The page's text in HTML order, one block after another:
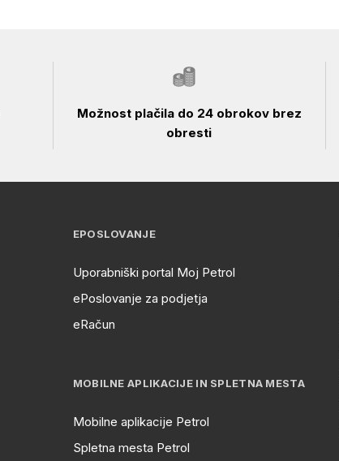
Možnost plačila do 24 obrokov brez
obresti
EPOSLOVANJE
Uporabniški portal Moj Petrol
ePoslovanje za podjetja
eRačun
MOBILNE APLIKACIJE IN SPLETNA MESTA
Mobilne aplikacije Petrol
Spletna mesta Petrol